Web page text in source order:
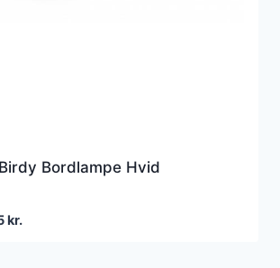
Bordlampe Hvid
kr.Den